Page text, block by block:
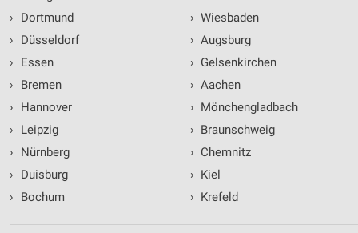
›
Dortmund
›
Düsseldorf
›
Essen
›
Bremen
›
Hannover
›
Leipzig
›
Nürnberg
›
Duisburg
›
Bochum
› Wiesbaden
› Augsburg
› Gelsenkirchen
› Aachen
› Mönchengladbach
› Braunschweig
› Chemnitz
› Kiel
› Krefeld